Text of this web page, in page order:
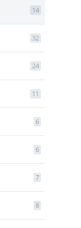
14
32
24
11
6
6
7
8